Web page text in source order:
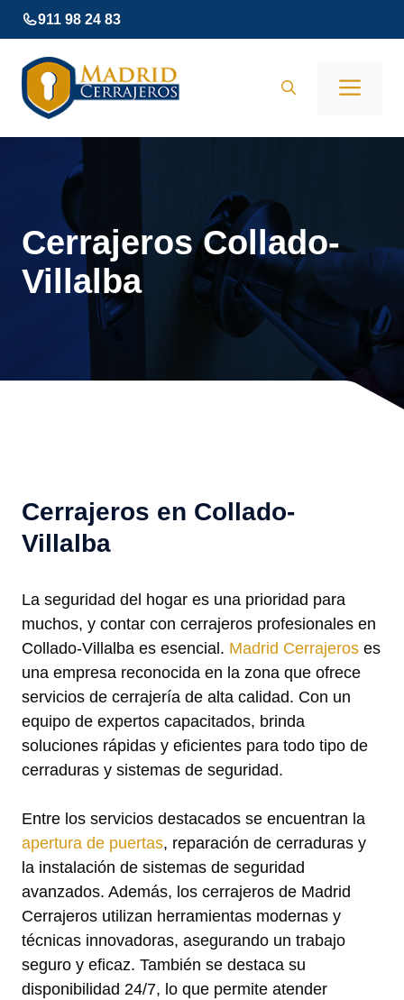
Saltar
al
contenido
911 98 24 83
Cerrajeros Collado-
Villalba
Cerrajeros en Collado-
Villalba
La seguridad del hogar es una prioridad para
muchos, y contar con cerrajeros profesionales en
Collado-Villalba es esencial. Madrid Cerrajeros es
una empresa reconocida en la zona que ofrece
servicios de cerrajería de alta calidad. Con un
equipo de expertos capacitados, brinda
soluciones rápidas y eficientes para todo tipo de
cerraduras y sistemas de seguridad.
Entre los servicios destacados se encuentran la
apertura de puertas, reparación de cerraduras y
la instalación de sistemas de seguridad
avanzados. Además, los cerrajeros de Madrid
Cerrajeros utilizan herramientas modernas y
técnicas innovadoras, asegurando un trabajo
seguro y eficaz. También se destaca su
disponibilidad 24/7, lo que permite atender